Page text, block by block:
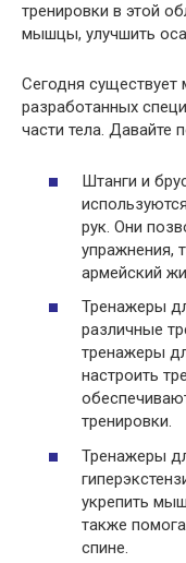
тренировки в этой
мышцы, улучшить
Сегодня существует
разработанных
части тела. Давайте
Штанги и
рук. Они
упражнения,
армейский
Тренажеры
различные
тренажеры
настроить
тренировки.
Тренажеры
укрепить
также
спине.